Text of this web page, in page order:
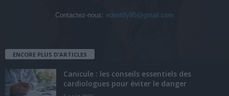
Contactez-nous: edentify95@gmail.com
ENCORE PLUS D'ARTICLES
Canicule : les conseils essentiels des
cardiologues pour éviter le danger